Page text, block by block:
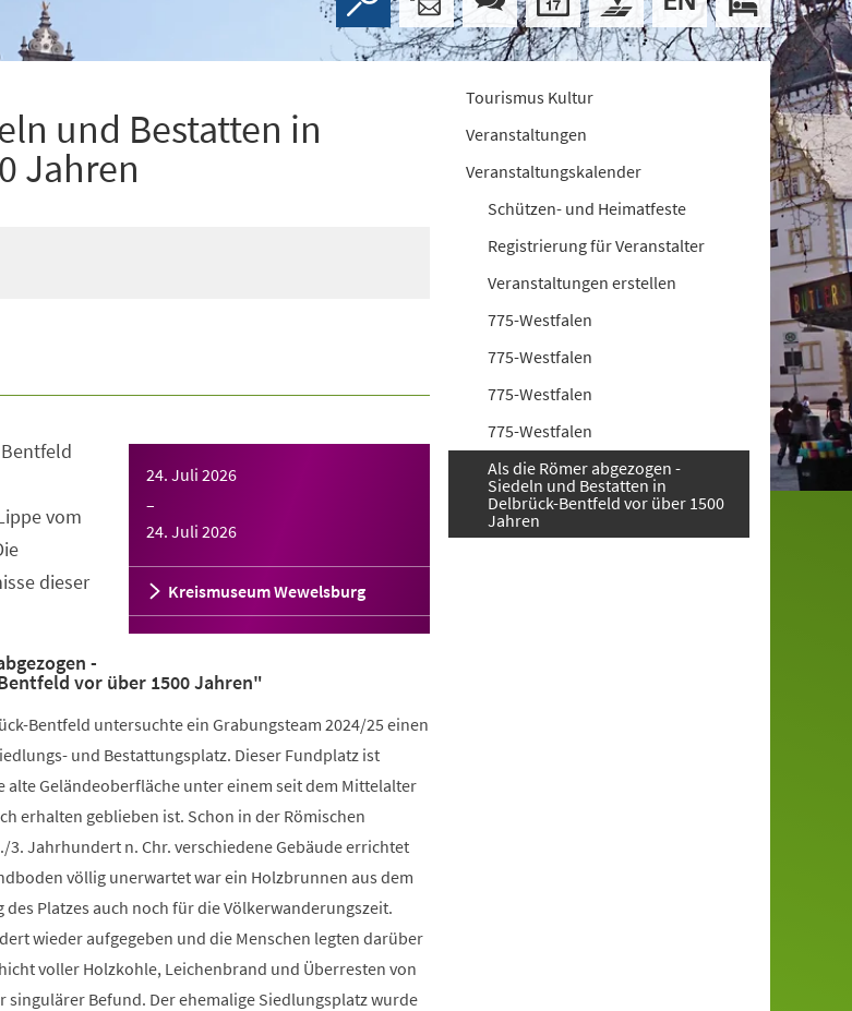
und Bestatten in
Jahren
24. Juli 2026
–
24. Juli 2026
Kreismuseum Wewelsburg
vom
dieser
-
vor über 1500 Jahren"
Bentfeld untersuchte ein Grabungsteam 2024/25 einen
und Bestattungsplatz. Dieser Fundplatz ist
alte Geländeoberfläche unter einem seit dem Mittelalter
erhalten geblieben ist. Schon in der Römischen
3. Jahrhundert n. Chr. verschiedene Gebäude errichtet
völlig unerwartet war ein Holzbrunnen aus dem
Platzes auch noch für die Völkerwanderungszeit.
wieder aufgegeben und die Menschen legten darüber
voller Holzkohle, Leichenbrand und Überresten von
singulärer Befund. Der ehemalige Siedlungsplatz wurde
Tourismus Kultur
Veranstaltungen
Veranstaltungskalender
Schützen- und Heimatfeste
Registrierung für Veranstalter
Veranstaltungen erstellen
775-Westfalen
775-Westfalen
775-Westfalen
775-Westfalen
Als die Römer abgezogen -
Siedeln und Bestatten in
Delbrück-Bentfeld vor über 1500
Jahren